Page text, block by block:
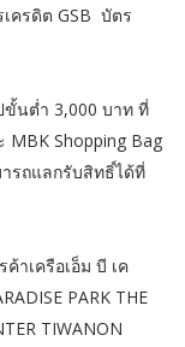
ครดิต GSB บัตร
ขั้นต่ำ 3,000 บาท ที่
MBK Shopping Bag
รถแลกรับสิทธิ์ได้ที่
าเครือเอ็ม บี เค
PARK THE
TIWANON